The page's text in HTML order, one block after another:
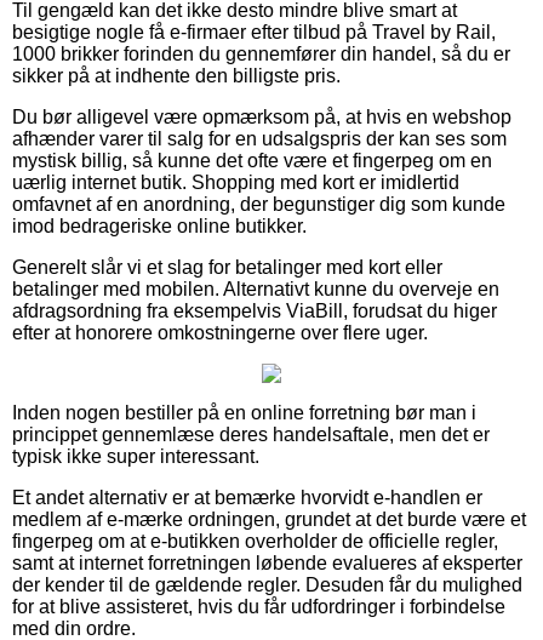
Til gengæld kan det ikke desto mindre blive smart at
besigtige nogle få e-firmaer efter tilbud på Travel by Rail,
1000 brikker forinden du gennemfører din handel, så du er
sikker på at indhente den billigste pris.
Du bør alligevel være opmærksom på, at hvis en webshop
afhænder varer til salg for en udsalgspris der kan ses som
mystisk billig, så kunne det ofte være et fingerpeg om en
uærlig internet butik. Shopping med kort er imidlertid
omfavnet af en anordning, der begunstiger dig som kunde
imod bedrageriske online butikker.
Generelt slår vi et slag for betalinger med kort eller
betalinger med mobilen. Alternativt kunne du overveje en
afdragsordning fra eksempelvis ViaBill, forudsat du higer
efter at honorere omkostningerne over flere uger.
Inden nogen bestiller på en online forretning bør man i
princippet gennemlæse deres handelsaftale, men det er
typisk ikke super interessant.
Et andet alternativ er at bemærke hvorvidt e-handlen er
medlem af e-mærke ordningen, grundet at det burde være et
fingerpeg om at e-butikken overholder de officielle regler,
samt at internet forretningen løbende evalueres af eksperter
der kender til de gældende regler. Desuden får du mulighed
for at blive assisteret, hvis du får udfordringer i forbindelse
med din ordre.